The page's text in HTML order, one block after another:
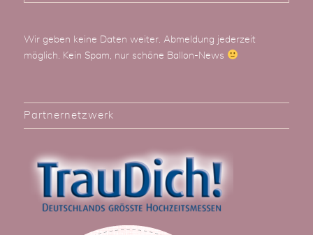
Wir geben keine Daten weiter. Abmeldung jederzeit
möglich. Kein Spam, nur schöne Ballon-News
Partnernetzwerk